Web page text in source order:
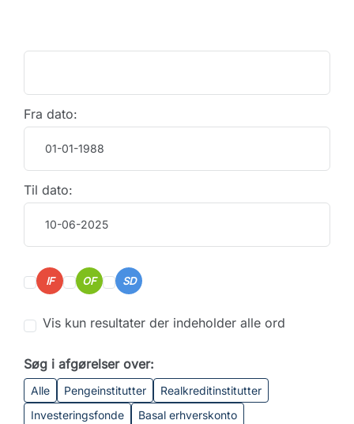
Fra dato:
Til dato:
IF OF SD
Vis kun resultater der indeholder alle ord
Søg i afgørelser over:
Alle Pengeinstitutter
Realkreditinstitutter
Investeringsfonde
Basal erhverskonto